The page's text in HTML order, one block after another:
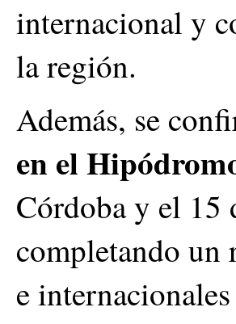
internacional y
la región.
Además, se
en el
Córdoba y el 15
completando un
e